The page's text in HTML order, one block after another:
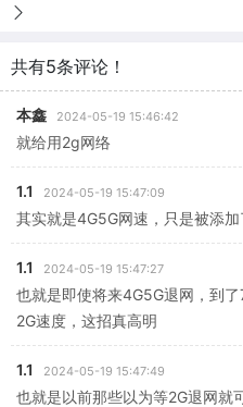
共有5条评论！
本鑫 2024-05-19 15:46:42
就给用2g网络
1.1 2024-05-19 15:47:09
其实就是4G5G网速，只是被添
1.1 2024-05-19 15:47:27
也就是即使将来4G5G退网，到
2G速度，这招真高明
1.1 2024-05-19 15:47:49
也就是以前那些以为等2G退网就